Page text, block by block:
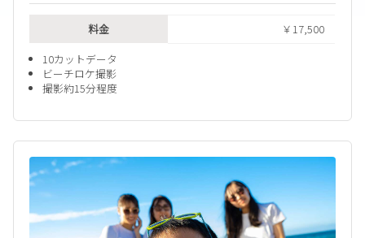
料金
￥17,500
10カットデータ
ビーチロケ撮影
撮影約15分程度